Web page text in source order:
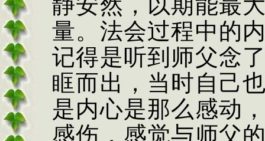
量。法会过程中的
记得是听到师父念
眶而出，当时自己
是内心是那么感动
感伤，感觉与师父